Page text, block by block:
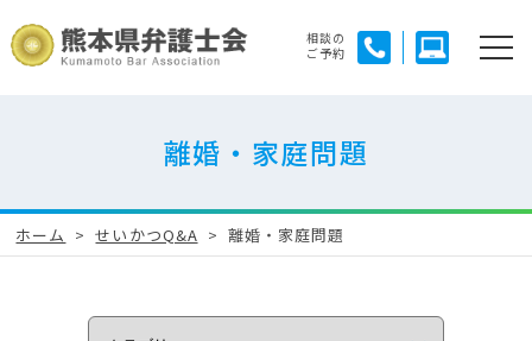
相談の
ご予約
離婚・家庭問題
ホーム せいかつQ&A 離婚・家庭問題